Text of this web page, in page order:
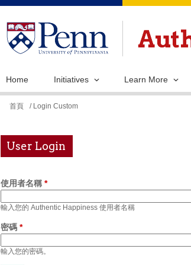
Home Initiatives Learn More
您
這
裡
首頁 / Login Custom
User Login
使用者名稱 *
輸入您的 Authentic Happiness 使用者名稱
密碼 *
輸入您的密碼。